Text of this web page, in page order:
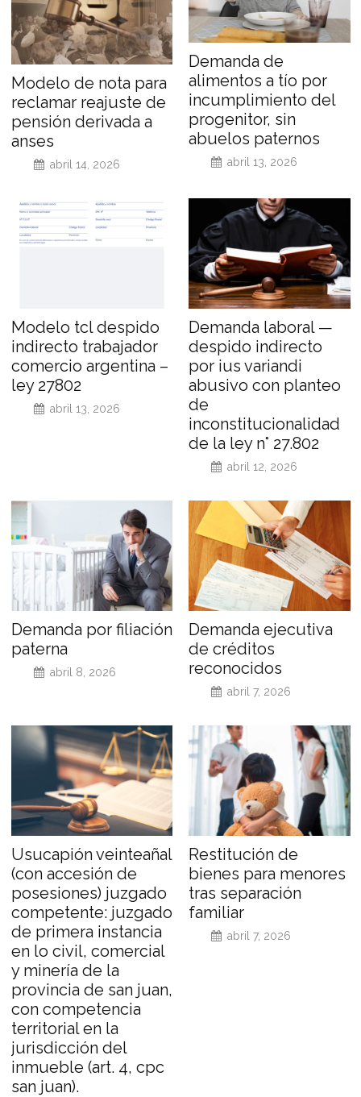
Modelo de nota para
reclamar reajuste de
pensión derivada a
anses
abril 14, 2026
Demanda de
alimentos a tío por
incumplimiento del
progenitor, sin
abuelos paternos
abril 13, 2026
Modelo tcl despido
indirecto trabajador
comercio argentina –
ley 27802
abril 13, 2026
Demanda laboral —
despido indirecto
por ius variandi
abusivo con planteo
de
inconstitucionalidad
de la ley n° 27.802
abril 12, 2026
Demanda por filiación
paterna
abril 8, 2026
Demanda ejecutiva
de créditos
reconocidos
abril 7, 2026
Usucapión veinteañal
(con accesión de
posesiones) juzgado
competente: juzgado
de primera instancia
en lo civil, comercial
y minería de la
provincia de san juan,
con competencia
territorial en la
jurisdicción del
inmueble (art. 4, cpc
san juan).
Restitución de
bienes para menores
tras separación
familiar
abril 7, 2026